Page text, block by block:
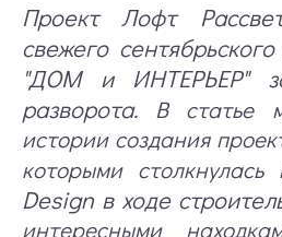
Проект Лофт
свежего
"ДОМ и ИНТЕРЬЕР"
разворота. В статье
истории создания
которыми столкнулась
Design в ходе
интересными